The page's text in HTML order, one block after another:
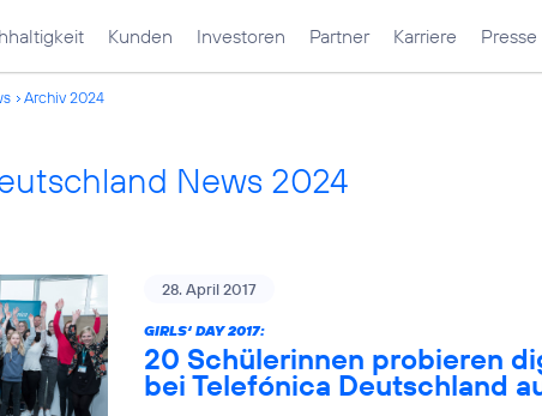
Kunden Investoren Partner Karriere Presse
Archiv 2024
News 2024
28. April 2017
GIRLS‘ DAY 2017:
20 Schülerinnen probieren
bei Telefónica Deutschland